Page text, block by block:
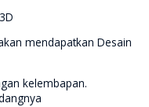
mendapatkan Desain
kelembapan.